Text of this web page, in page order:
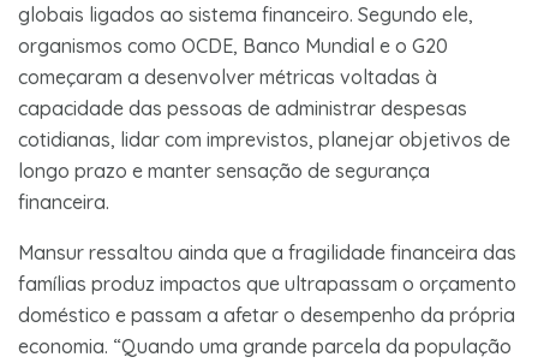
globais ligados ao sistema financeiro. Segundo ele,
organismos como OCDE, Banco Mundial e o G20
começaram a desenvolver métricas voltadas à
capacidade das pessoas de administrar despesas
cotidianas, lidar com imprevistos, planejar objetivos de
longo prazo e manter sensação de segurança
financeira.
Mansur ressaltou ainda que a fragilidade financeira das
famílias produz impactos que ultrapassam o orçamento
doméstico e passam a afetar o desempenho da própria
economia. “Quando uma grande parcela da população